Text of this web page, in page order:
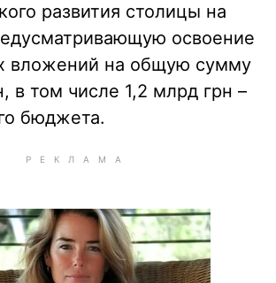
развития столицы на
освоение
вложений на общую сумму
в том числе 1,2 млрд грн –
бюджета.